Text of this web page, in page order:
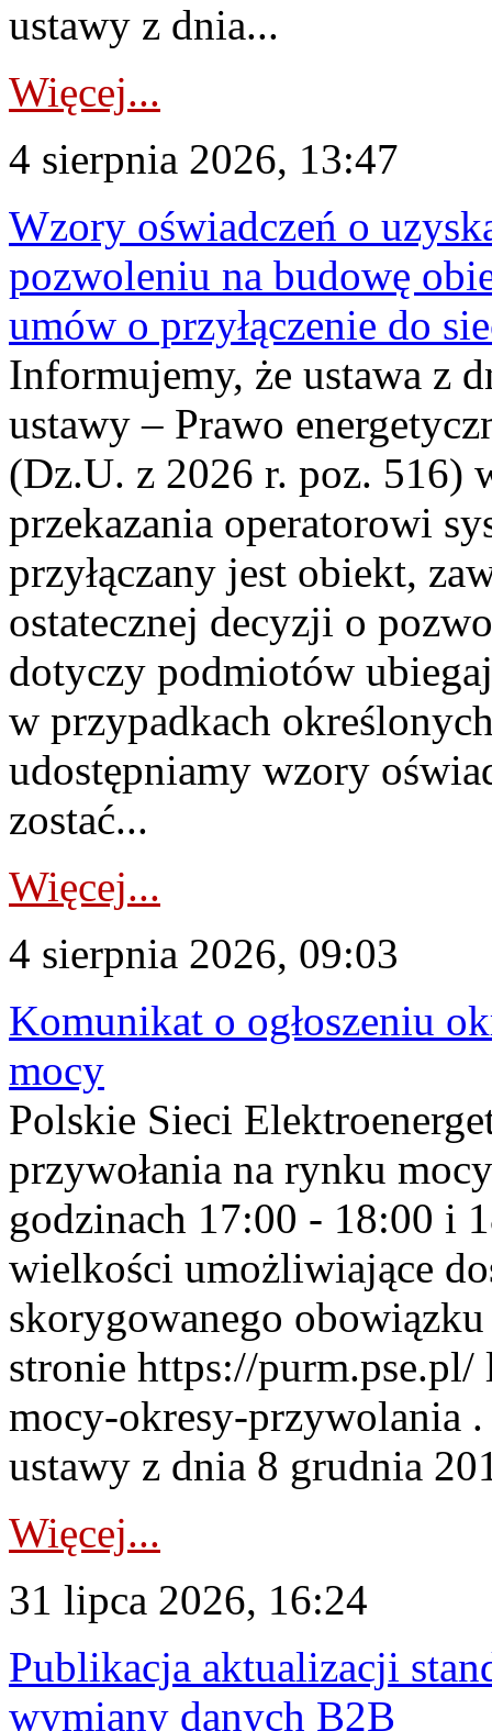
ustawy z dnia...
Więcej...
4 sierpnia 2026, 13:47
Wzory oświadczeń o
pozwoleniu na budowę
umów o przyłączenie do
Informujemy, że ustawa z
ustawy – Prawo
(Dz.U. z 2026 r. poz. 516)
przekazania operatorowi
przyłączany jest obiekt,
ostatecznej decyzji o
dotyczy podmiotów
w przypadkach
udostępniamy wzory
zostać...
Więcej...
4 sierpnia 2026, 09:03
Komunikat o ogłoszeniu
mocy
Polskie Sieci
przywołania na rynku
godzinach 17:00 - 18:00 i
wielkości umożliwiające
skorygowanego
stronie https://
mocy-okresy-przywolania
ustawy z dnia 8 grudnia
Więcej...
31 lipca 2026, 16:24
Publikacja aktualizacji
wymiany danych B2B